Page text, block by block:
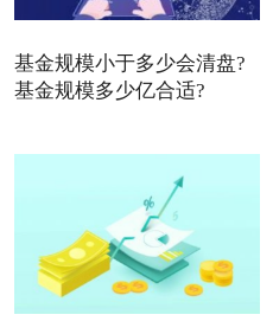
基金规模小于多少会清盘?
基金规模多少亿合适?